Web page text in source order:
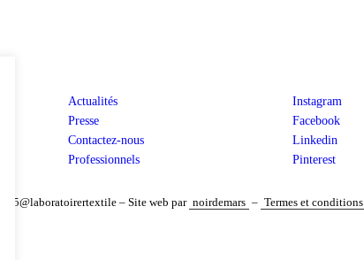
Actualités
Presse
Contactez-nous
Professionnels
Instagram
Facebook
Linkedin
Pinterest
2025@laboratoirertextile – Site web par noirdemars – Termes et conditions